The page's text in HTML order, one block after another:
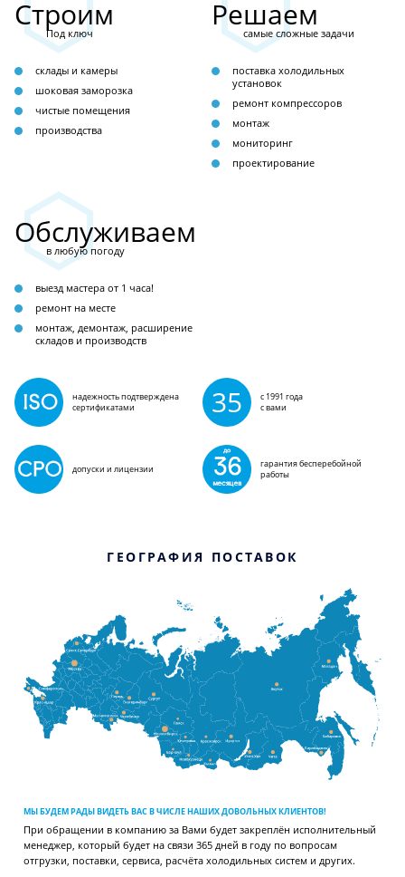
Строим
Под ключ
склады и камеры
шоковая заморозка
чистые помещения
производства
Решаем
самые сложные задачи
поставка холодильных
установок
ремонт компрессоров
монтаж
мониторинг
проектирование
Обслуживаем
в любую погоду
выезд мастера от 1 часа!
ремонт на месте
монтаж, демонтаж, расширение
складов и производств
надежность подтверждена
сертификатами
35
с 1991 года
с вами
допуски и лицензии
гарантия бесперебойной
работы
ГЕОГРАФИЯ ПОСТАВОК
МЫ БУДЕМ РАДЫ ВИДЕТЬ ВАС В ЧИСЛЕ НАШИХ ДОВОЛЬНЫХ КЛИЕНТОВ!
При обращении в компанию за Вами будет закреплён исполнительный
менеджер, который будет на связи 365 дней в году по вопросам
отгрузки, поставки, сервиса, расчёта холодильных систем и других.